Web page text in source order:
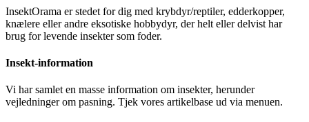
InsektOrama er stedet for dig med krybdyr/reptiler, edderkopper,
knælere eller andre eksotiske hobbydyr, der helt eller delvist har
brug for levende insekter som foder.
Insekt-information
Vi har samlet en masse information om insekter, herunder
vejledninger om pasning. Tjek vores artikelbase ud via menuen.